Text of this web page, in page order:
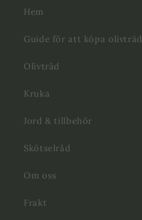
Hem
Guide för att köpa olivträd
Olivträd
Kruka
Jord & tillbehör
Skötselråd
Om oss
Frakt